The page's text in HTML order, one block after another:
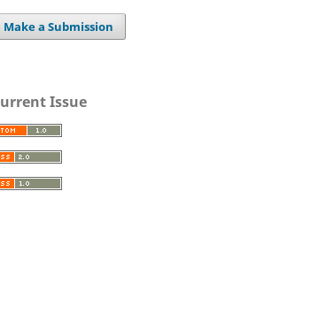
Make a Submission
Issue